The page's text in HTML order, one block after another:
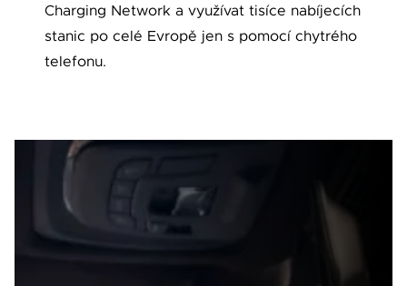
Charging Network a využívat tisíce nabíjecích
stanic po celé Evropě jen s pomocí chytrého
telefonu.